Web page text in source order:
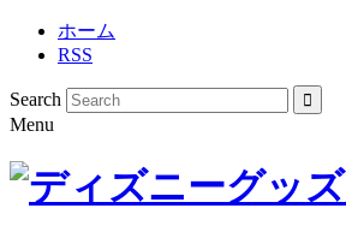
ホーム
RSS
Search
Menu